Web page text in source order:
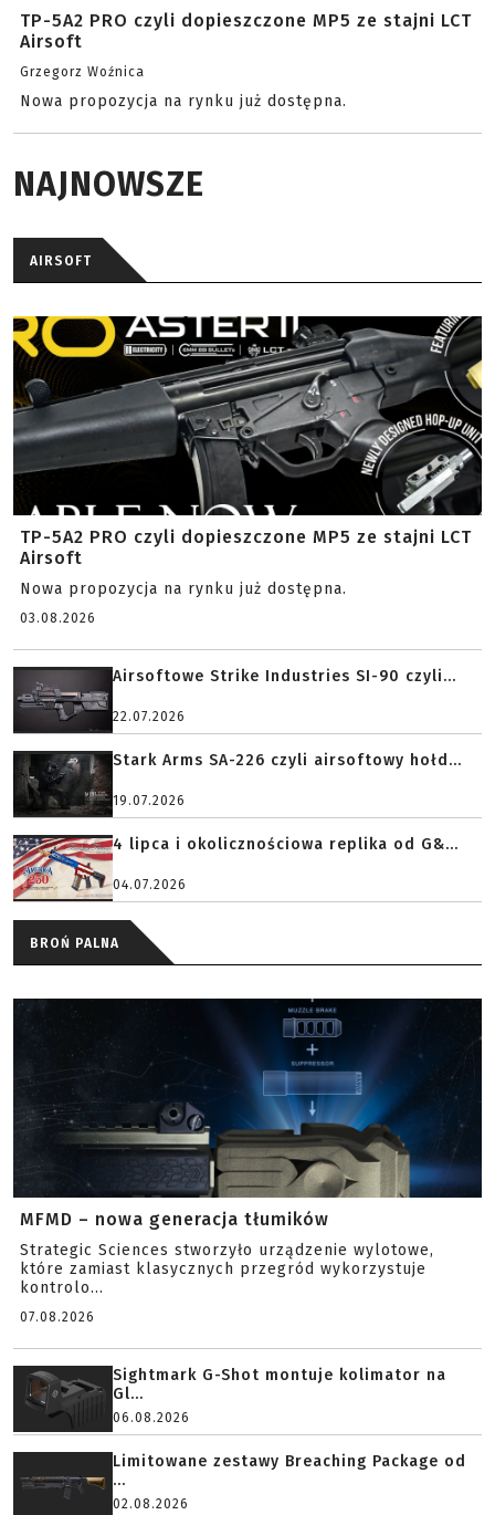
TP-5A2 PRO czyli dopieszczone MP5 ze stajni LCT
Airsoft
Grzegorz Woźnica
Nowa propozycja na rynku już dostępna.
NAJNOWSZE
AIRSOFT
TP-5A2 PRO czyli dopieszczone MP5 ze stajni LCT
Airsoft
Nowa propozycja na rynku już dostępna.
03.08.2026
Airsoftowe Strike Industries SI-90 czyli...
22.07.2026
Stark Arms SA-226 czyli airsoftowy hołd...
19.07.2026
4 lipca i okolicznościowa replika od G&...
04.07.2026
BROŃ PALNA
MFMD – nowa generacja tłumików
Strategic Sciences stworzyło urządzenie wylotowe,
które zamiast klasycznych przegród wykorzystuje
kontrolo...
07.08.2026
Sightmark G-Shot montuje kolimator na
Gl...
06.08.2026
Limitowane zestawy Breaching Package od
...
02.08.2026